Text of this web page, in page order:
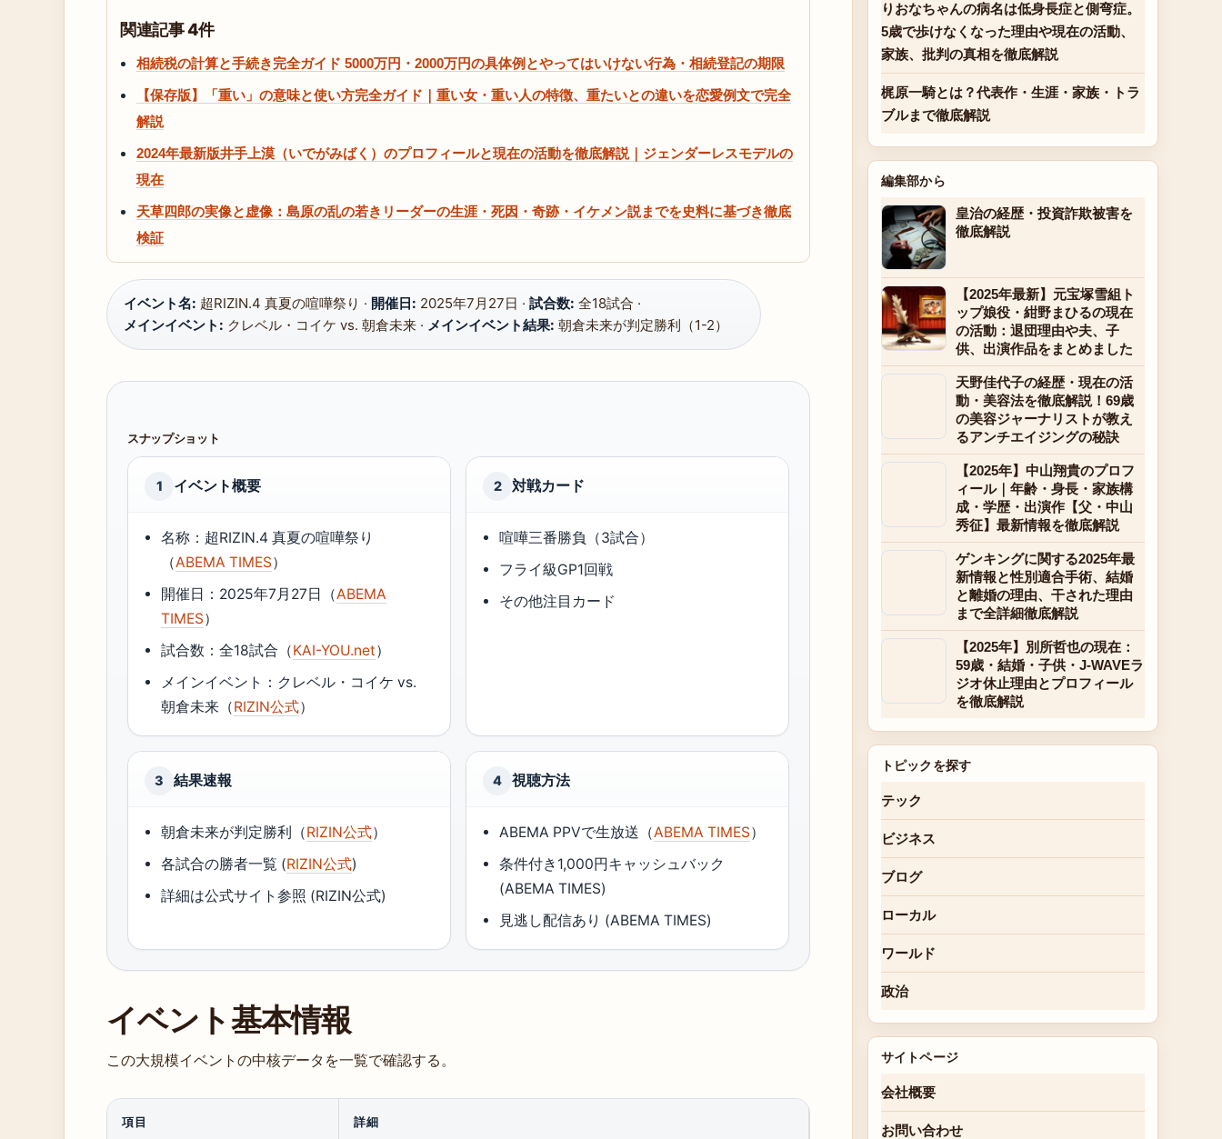
関連記事 4件
相続税の計算と手続き完全ガイド 5000万円・2000万円の具体例とやってはいけない行為・相続登記の期限
【保存版】「重い」の意味と使い方完全ガイド｜重い女・重い人の特徴、重たいとの違いを恋愛例文で完全
解説
2024年最新版井手上漠（いでがみばく）のプロフィールと現在の活動を徹底解説｜ジェンダーレスモデルの
現在
天草四郎の実像と虚像：島原の乱の若きリーダーの生涯・死因・奇跡・イケメン説までを史料に基づき徹底
検証
イベント名: 超RIZIN.4 真夏の喧嘩祭り · 開催日: 2025年7月27日 · 試合数: 全18試合 ·
メインイベント: クレベル・コイケ vs. 朝倉未来 · メインイベント結果: 朝倉未来が判定勝利（1-2）
スナップショット
1 イベント概要
名称：超RIZIN.4 真夏の喧嘩祭り
（ABEMA TIMES）
開催日：2025年7月27日（ABEMA
TIMES）
試合数：全18試合（KAI-YOU.net）
メインイベント：クレベル・コイケ vs.
朝倉未来（RIZIN公式）
2 対戦カード
喧嘩三番勝負（3試合）
フライ級GP1回戦
その他注目カード
3 結果速報
朝倉未来が判定勝利（RIZIN公式）
各試合の勝者一覧 (RIZIN公式)
詳細は公式サイト参照 (RIZIN公式)
4 視聴方法
ABEMA PPVで生放送（ABEMA TIMES）
条件付き1,000円キャッシュバック
(ABEMA TIMES)
見逃し配信あり (ABEMA TIMES)
イベント基本情報
この大規模イベントの中核データを一覧で確認する。
項目 詳細
りおなちゃんの病名は低身長症と側弯症。
5歳で歩けなくなった理由や現在の活動、
家族、批判の真相を徹底解説
梶原一騎とは？代表作・生涯・家族・トラ
ブルまで徹底解説
編集部から
皇治の経歴・投資詐欺被害を
徹底解説
【2025年最新】元宝塚雪組ト
ップ娘役・紺野まひるの現在
の活動：退団理由や夫、子
供、出演作品をまとめました
天野佳代子の経歴・現在の活
動・美容法を徹底解説！69歳
の美容ジャーナリストが教え
るアンチエイジングの秘訣
【2025年】中山翔貴のプロフ
ィール｜年齢・身長・家族構
成・学歴・出演作【父・中山
秀征】最新情報を徹底解説
ゲンキングに関する2025年最
新情報と性別適合手術、結婚
と離婚の理由、干された理由
まで全詳細徹底解説
【2025年】別所哲也の現在：
59歳・結婚・子供・J-WAVEラ
ジオ休止理由とプロフィール
を徹底解説
トピックを探す
テック
ビジネス
ブログ
ローカル
ワールド
政治
サイトページ
会社概要
お問い合わせ